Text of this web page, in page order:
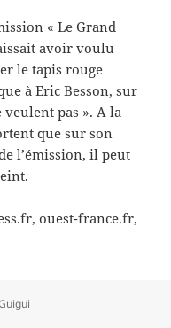
« Le Grand
avoir voulu
le tapis rouge
à Eric Besson, sur
pas ». A la
que sur son
l’émission, il peut
ouest-france.fr,